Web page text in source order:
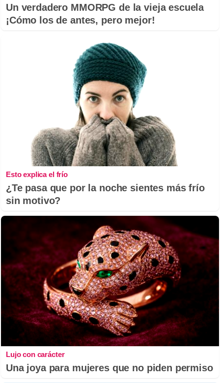
Un verdadero MMORPG de la vieja escuela
¡Cómo los de antes, pero mejor!
Esto explica el frío
¿Te pasa que por la noche sientes más frío
sin motivo?
Lujo con carácter
Una joya para mujeres que no piden permiso